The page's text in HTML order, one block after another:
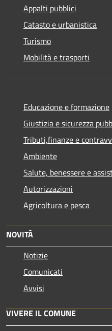
Appalti pubblici
Catasto e urbanistica
Turismo
Mobilità e trasporti
Educazione e formazione
Giustizia e sicurezza
Tributi,finanze e
Ambiente
Salute, benessere e
Autorizzazioni
Agricoltura e pesca
NOVITÀ
Notizie
Comunicati
Avvisi
VIVERE IL COMUNE